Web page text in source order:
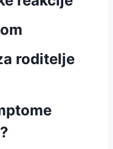
roditelje